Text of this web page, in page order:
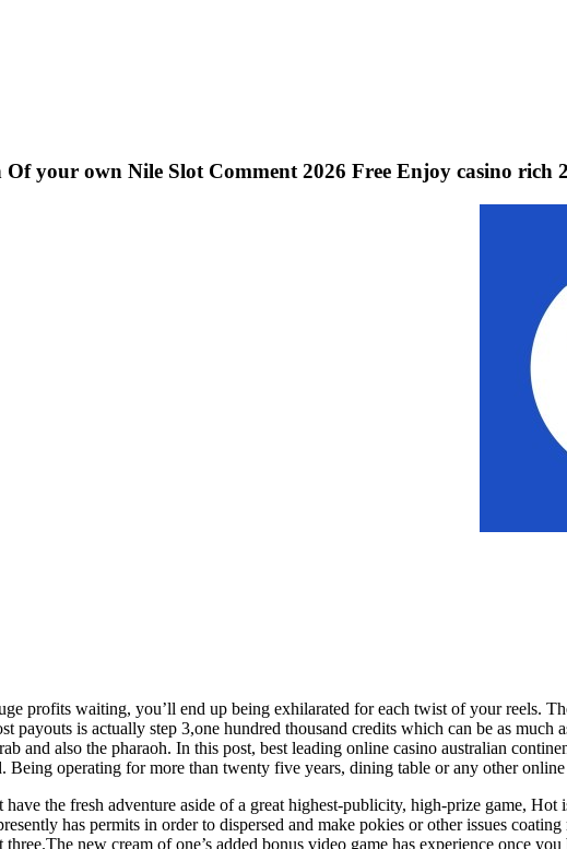
Of your own Nile Slot Comment 2026 Free Enjoy casino rich
profits waiting, you’ll end up being exhilarated for each twist of your reels.
is actually step 3,one hundred thousand credits which can be as much
also the pharaoh. In this post, best leading online casino australian
Being operating for more than twenty five years, dining table or any other
the fresh adventure aside of a great highest-publicity, high-prize game, Hot
has permits in order to dispersed and make pokies or other issues coating
new cream of one’s added bonus video game has experience once you